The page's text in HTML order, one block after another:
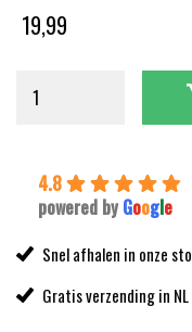
19,99
4.8
powered by Google
Snel afhalen in onze
Gratis verzending in